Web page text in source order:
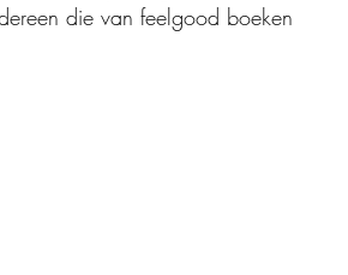
die van feelgood boeken